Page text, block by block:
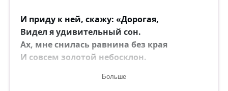
И приду к ней, скажу: «Дорогая,
Видел я удивительный сон.
Ах, мне снилась равнина без края
И совсем золотой небосклон.
Знай, я больше не буду жестоким,
Больше